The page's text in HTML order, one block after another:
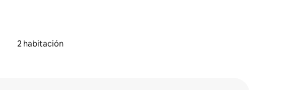
2 habitación